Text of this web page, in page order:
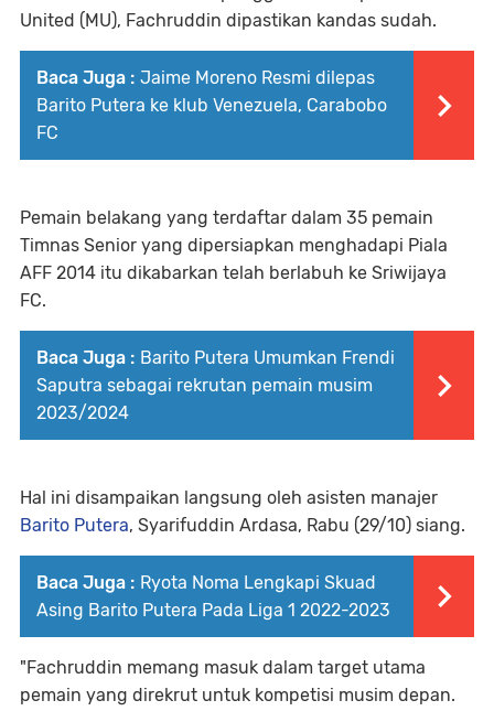
United (MU), Fachruddin dipastikan kandas sudah.
Baca Juga : Jaime Moreno Resmi dilepas
Barito Putera ke klub Venezuela, Carabobo
FC
Pemain belakang yang terdaftar dalam 35 pemain
Timnas Senior yang dipersiapkan menghadapi Piala
AFF 2014 itu dikabarkan telah berlabuh ke Sriwijaya
FC.
Baca Juga : Barito Putera Umumkan Frendi
Saputra sebagai rekrutan pemain musim
2023/2024
Hal ini disampaikan langsung oleh asisten manajer
Barito Putera, Syarifuddin Ardasa, Rabu (29/10) siang.
Baca Juga : Ryota Noma Lengkapi Skuad
Asing Barito Putera Pada Liga 1 2022-2023
"Fachruddin memang masuk dalam target utama
pemain yang direkrut untuk kompetisi musim depan.